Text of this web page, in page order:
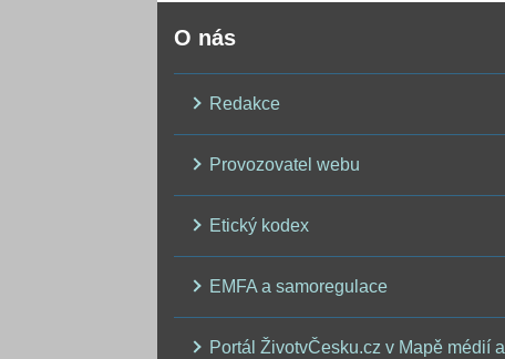
O nás
Redakce
Provozovatel webu
Etický kodex
EMFA a samoregulace
Portál ŽivotvČesku.cz v Mapě médií a